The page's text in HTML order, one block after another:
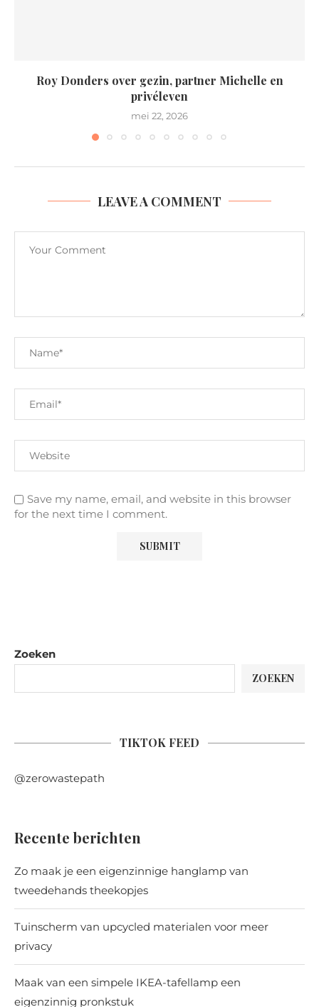
Roy Donders over gezin, partner Michelle en
privéleven
mei 22, 2026
LEAVE A COMMENT
Save my name, email, and website in this browser
for the next time I comment.
Zoeken
ZOEKEN
TIKTOK FEED
@zerowastepath
Recente berichten
Zo maak je een eigenzinnige hanglamp van
tweedehands theekopjes
Tuinscherm van upcycled materialen voor meer
privacy
Maak van een simpele IKEA-tafellamp een
eigenzinnig pronkstuk